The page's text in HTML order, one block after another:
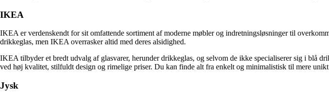
IKEA
IKEA er verdenskendt for sit omfattende sortiment af moderne møbler og indretningsløsninger til
drikkeglas, men IKEA overrasker altid med deres alsidighed.
IKEA tilbyder et bredt udvalg af glasvarer, herunder drikkeglas, og selvom de ikke specialiserer sig i blå
ved høj kvalitet, stilfuldt design og rimelige priser. Du kan finde alt fra enkelt og minimalistisk til mere
Jysk